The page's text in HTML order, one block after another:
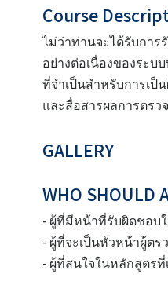
Course
ไม่ว่าท่านจะได้รับการ
อย่างต่อเนื่องของระบ
ที่จำเป็นสำหรับการเป็
และสื่อสารผลการตรว
GALLERY
WHO SHOULD
- ผู้ที่มีหน้าที่รับผิดชอบ
- ผู้ที่จะเป็นหัวหน้าผู้ต
- ผู้ที่สนใจในหลักสูตรที่